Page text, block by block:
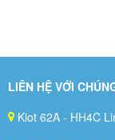
LIÊN HỆ VỚI
Kiot 62A - HH4C